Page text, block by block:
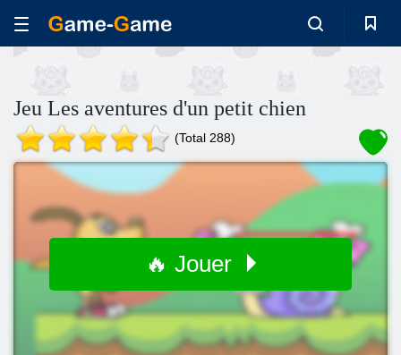
Jeu Les aventures d'un petit chien
(Total 288)
🔥 Jouer